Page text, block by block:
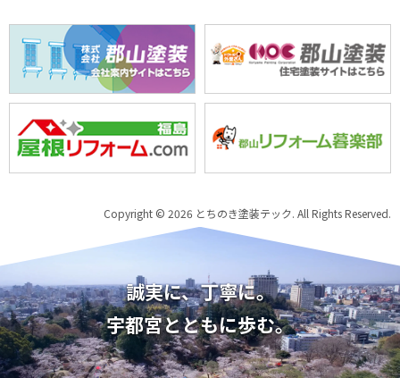
Copyright © 2026 とちのき塗装テック. All Rights Reserved.
誠実に、丁寧に。
宇都宮とともに歩む。